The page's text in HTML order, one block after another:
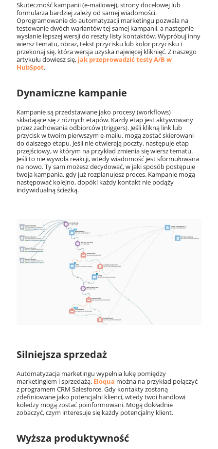
Skuteczność kampanii (e-mailowej), strony docelowej lub
formularza bardziej zależy od samej wiadomości.
Oprogramowanie do automatyzacji marketingu pozwala na
testowanie dwóch wariantów tej samej kampanii, a następnie
wysłanie lepszej wersji do reszty listy kontaktów. Wypróbuj inny
wiersz tematu, obraz, tekst przycisku lub kolor przycisku i
przekonaj się, która wersja uzyska najwięcej kliknięć. Z naszego
artykułu dowiesz się, jak przeprowadzić testy A/B w
HubSpot.
Dynamiczne kampanie
Kampanie są przedstawiane jako procesy (workflows)
składające się z różnych etapów. Każdy etap jest aktywowany
przez zachowania odbiorców (triggers). Jeśli klikną link lub
przycisk w twoim pierwszym e-mailu, mogą zostać skierowani
do dalszego etapu. Jeśli nie otwierają poczty, następuje etap
przejściowy, w którym na przykład zmienia się wiersz tematu.
Jeśli to nie wywoła reakcji, wtedy wiadomość jest sformułowana
na nowo. Ty sam możesz decydować, w jaki sposób postępuje
twoja kampania, gdy już rozplanujesz proces. Kampanie mogą
następować kolejno, dopóki każdy kontakt nie podąży
indywidualną ścieżką.
Silniejsza sprzedaż
Automatyzacja marketingu wypełnia lukę pomiędzy
marketingiem i sprzedażą. Eloqua można na przykład połączyć
z programem CRM Salesforce. Gdy kontakty zostaną
zdefiniowane jako potencjalni klienci, wtedy twoi handlowi
koledzy mogą zostać poinformowani. Mogą dokładnie
zobaczyć, czym interesuje się każdy potencjalny klient.
Wyższa produktywność